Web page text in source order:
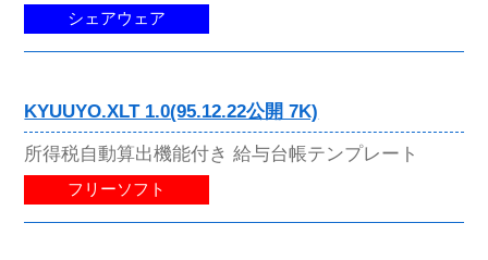
シェアウェア
KYUUYO.XLT 1.0(95.12.22公開 7K)
所得税自動算出機能付き 給与台帳テンプレート
フリーソフト